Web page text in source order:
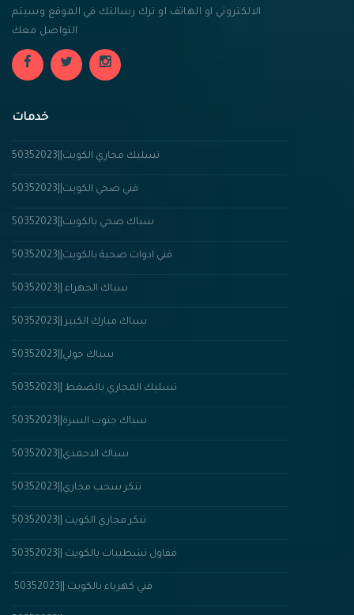
الالكتروني او الهاتف او ترك رسالتك في الموقع وسيتم
التواصل معك
خدمات
تسليك مجاري الكويت||50352023
فني صحي الكويت||50352023
سباك صحي بالكويت||50352023
فني ادوات صحية بالكويت||50352023
سباك الجهراء ||50352023
سباك مبارك الكبير ||50352023
سباك حولي||50352023
تسليك المجاري بالضغط ||50352023
سباك جنوب السرة||50352023
سباك الاحمدي||50352023
تنكر سحب مجاري||50352023
تنكر مجاري الكويت ||50352023
مقاول تشطيبات بالكويت ||50352023
فني كهرباء بالكويت ||50352023